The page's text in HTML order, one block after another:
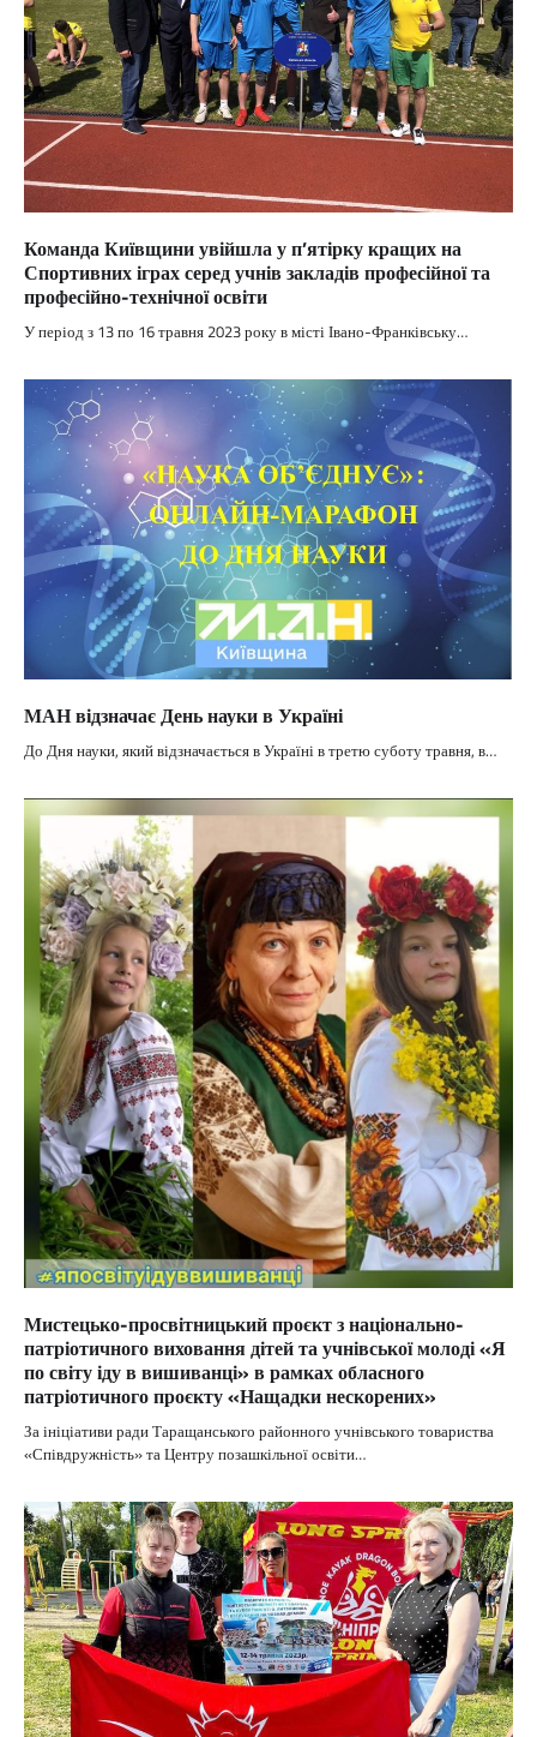
Команда Київщини увійшла у п’ятірку кращих на
Спортивних іграх серед учнів закладів професійної та
професійно-технічної освіти
У період з 13 по 16 травня 2023 року в місті Івано-Франківську…
МАН відзначає День науки в Україні
До Дня науки, який відзначається в Україні в третю суботу травня, в…
Мистецько-просвітницький проєкт з національно-
патріотичного виховання дітей та учнівської молоді «Я
по світу іду в вишиванці» в рамках обласного
патріотичного проєкту «Нащадки нескорених»
За ініціативи ради Таращанського районного учнівського товариства
«Співдружність» та Центру позашкільної освіти…